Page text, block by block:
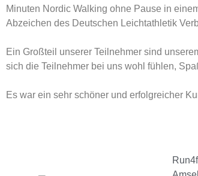
Minuten Nordic Walking ohne Pause in
Abzeichen des Deutschen Leichtathletik
Ein Großteil unserer Teilnehmer sind
sich die Teilnehmer bei uns wohl fühlen,
Es war ein sehr schöner und erfolgreicher